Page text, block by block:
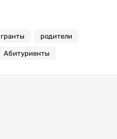
гранты родители
Абитуриенты